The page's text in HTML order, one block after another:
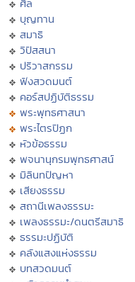
ศีล
บุญทาน
สมาธิ
วิปัสสนา
ปริวาสกรรม
ฟังสวดมนต์
คอร์สปฏิบัติธรรม
พระพุทธศาสนา
พระไตรปิฏก
หัวข้อธรรม
พจนานุกรมพุทธศาสน์
มิลินทปัญหา
เสียงธรรม
สถานีเพลงธรรมะ
เพลงธรรมะ/ดนตรีสมาธิ
ธรรมะปฏิบัติ
คลังแสงแห่งธรรม
บทสวดมนต์